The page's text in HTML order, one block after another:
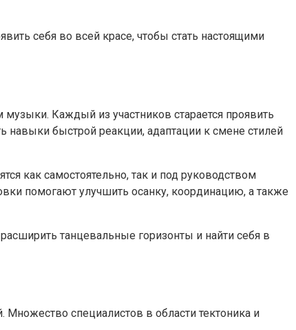
себя во всей красе, чтобы стать настоящими
Каждый из участников старается проявить
навыки быстрой реакции, адаптации к смене стилей
как самостоятельно, так и под руководством
помогают улучшить осанку, координацию, а также
танцевальные горизонты и найти себя в
специалистов в области тектоника и